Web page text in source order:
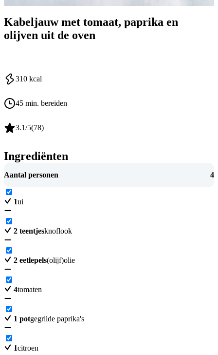
Kabeljauw met tomaat, paprika en
olijven uit de oven
310 kcal
45 min. bereiden
3.1/5(78)
Ingrediënten
Aantal personen 4
1ui
2 teentjesknoflook
2 eetlepels(olijf)olie
4tomaten
1 potgegrilde paprika's
1citroen